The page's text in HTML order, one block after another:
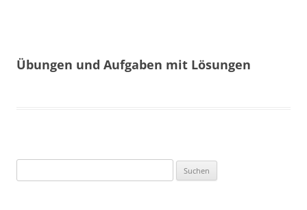
Übungen und Aufgaben mit Lösungen
nach: